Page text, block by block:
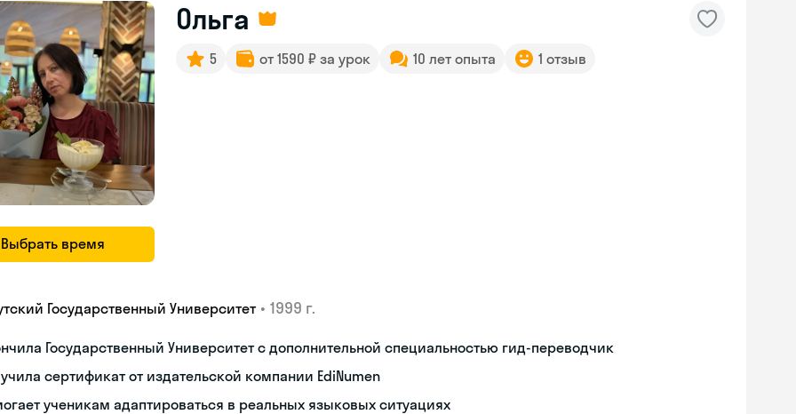
Выбрать время
Ольга
5 от 1590 ₽ за урок 10 лет опыта 1 отзыв
Государственный Университет • 1999 г.
Государственный Университет с дополнительной специальностью гид-переводчик
сертификат от издательской компании EdiNumen
ученикам адаптироваться в реальных языковых ситуациях